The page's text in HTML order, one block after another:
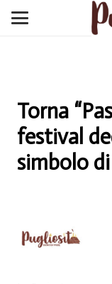
Torna
festival
simbolo